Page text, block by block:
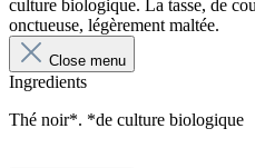
culture biologique. La tasse, de
onctueuse, légèrement maltée.
Close menu
Ingredients
Thé noir*. *de culture biologique